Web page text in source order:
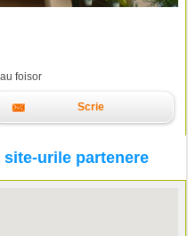
foisor
Scrie
site-urile partenere